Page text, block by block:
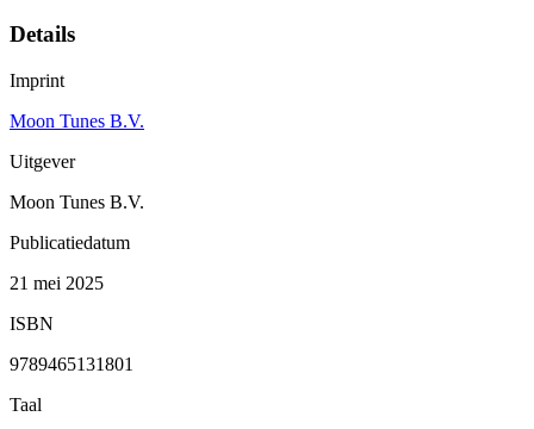
Details
Imprint
Moon Tunes B.V.
Uitgever
Moon Tunes B.V.
Publicatiedatum
21 mei 2025
ISBN
9789465131801
Taal